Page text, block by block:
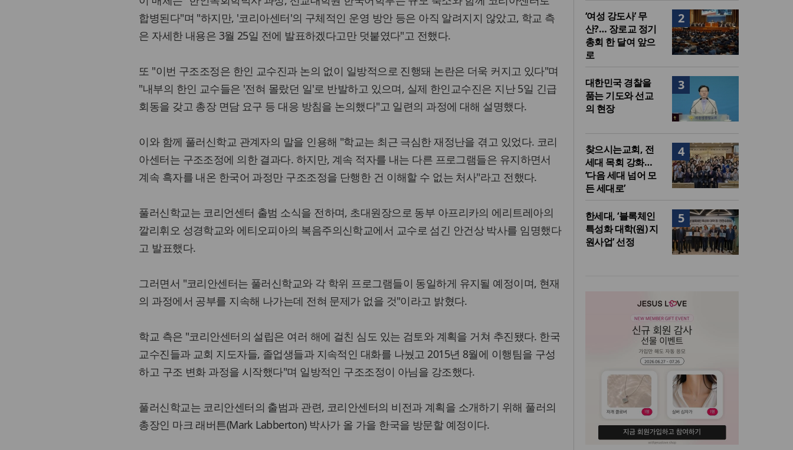
합병된다"며 "하지만, '코리아센터'의 구체적인 운영 방안 등은 아직 알려지지 않았고, 학교 측
은 자세한 내용은 3월 25일 전에 발표하겠다고만 덧붙였다"고 전했다.
또 "이번 구조조정은 한인 교수진과 논의 없이 일방적으로 진행돼 논란은 더욱 커지고 있다"며
"내부의 한인 교수들은 '전혀 몰랐던 일'로 반발하고 있으며, 실제 한인교수진은 지난 5일 긴급
회동을 갖고 총장 면담 요구 등 대응 방침을 논의했다"고 일련의 과정에 대해 설명했다.
이와 함께 풀러신학교 관계자의 말을 인용해 "학교는 최근 극심한 재정난을 겪고 있었다. 코리
아센터는 구조조정에 의한 결과다. 하지만, 계속 적자를 내는 다른 프로그램들은 유지하면서
계속 흑자를 내온 한국어 과정만 구조조정을 단행한 건 이해할 수 없는 처사"라고 전했다.
풀러신학교는 코리언센터 출범 소식을 전하며, 초대원장으로 동부 아프리카의 에리트레아의
깔리휘오 성경학교와 에티오피아의 복음주의신학교에서 교수로 섬긴 안건상 박사를 임명했다
고 발표했다.
그러면서 "코리안센터는 풀러신학교와 각 학위 프로그램들이 동일하게 유지될 예정이며, 현재
의 과정에서 공부를 지속해 나가는데 전혀 문제가 없을 것"이라고 밝혔다.
학교 측은 "코리안센터의 설립은 여러 해에 걸친 심도 있는 검토와 계획을 거쳐 추진됐다. 한국
교수진들과 교회 지도자들, 졸업생들과 지속적인 대화를 나눴고 2015년 8월에 이행팀을 구성
하고 구조 변화 과정을 시작했다"며 일방적인 구조조정이 아님을 강조했다.
풀러신학교는 코리안센터의 출범과 관련, 코리안센터의 비전과 계획을 소개하기 위해 풀러의
총장인 마크 래버튼(Mark Labberton) 박사가 올 가을 한국을 방문할 예정이다.
2
‘여성 강도사’ 무
산?… 장로교 정기
총회 한 달여 앞으
로
3
대한민국 경찰을
품는 기도와 선교
의 현장
4
찾으시는교회, 전
세대 목회 강화…
‘다음 세대 넘어 모
든 세대로’
5
한세대, ‘블록체인
특성화 대학(원) 지
원사업’ 선정